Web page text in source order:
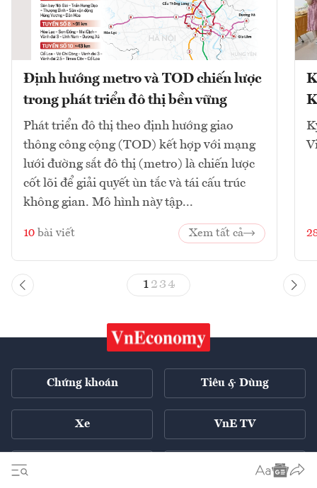
Định hướng metro và TOD chiến lược
trong phát triển đô thị bền vững
Phát triển đô thị theo định hướng giao
thông công cộng (TOD) kết hợp với mạng
lưới đường sắt đô thị (metro) là chiến lược
cốt lõi để giải quyết ùn tắc và tái cấu trúc
không gian. Mô hình này tập...
10 bài viết Xem tất cả
1 23 4
Chứng khoán Tiêu & Dùng
Xe VnE TV
English ++